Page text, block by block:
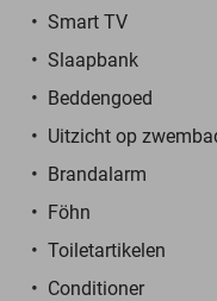
Smart TV
Slaapbank
Beddengoed
Uitzicht op
Brandalarm
Föhn
Toiletartikelen
Conditioner